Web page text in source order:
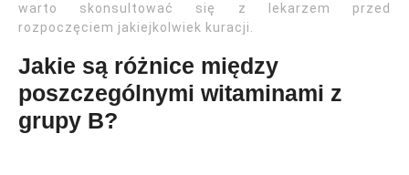
warto skonsultować się z lekarzem przed
rozpoczęciem jakiejkolwiek kuracji.
Jakie są różnice między
poszczególnymi witaminami z
grupy B?